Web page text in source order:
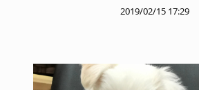
2019/02/15 17:29